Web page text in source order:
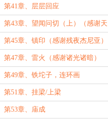
知之）
第41章、层层回应
第43章、望闻问切（上）（感谢天
仙木）
第45章、镇印（感谢残夜杰尼亚）
第47章、雷火（感谢诸光诸暗）
第49章、铁坨子，连环画
第51章、挂梁/上梁
第53章、庙成